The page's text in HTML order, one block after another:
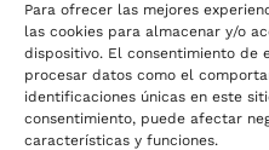
Para ofrecer las mejores
las cookies para almacenar y/o
dispositivo. El consentimiento de
procesar datos como el
identificaciones únicas en este
consentimiento, puede afectar
características y funciones.
Impulso del comercio
Comercio exterior
Marca y posicionamiento
Infraestructuras